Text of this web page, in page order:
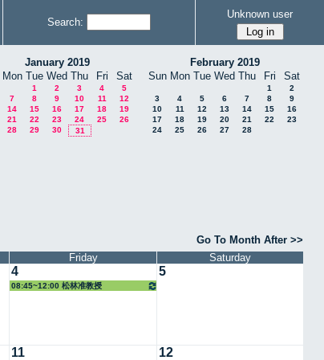
Search:
Unknown user
January 2019
Mon Tue Wed Thu Fri Sat
1 2 3 4
5
7 8 9 10 11
12
14 15 16 17 18
19
21 22 23 24 25
26
28 29 30 31
February 2019
Sun Mon Tue Wed Thu Fri Sat
1
2
3
4 5 6 7 8
9
10
11 12 13 14 15
16
17
18 19 20 21 22
23
24
25 26 27 28
Go To Month After >>
Friday Saturday
4
08:45~12:00 松林准教授
5
11 12